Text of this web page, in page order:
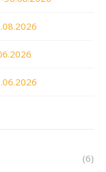
(6)